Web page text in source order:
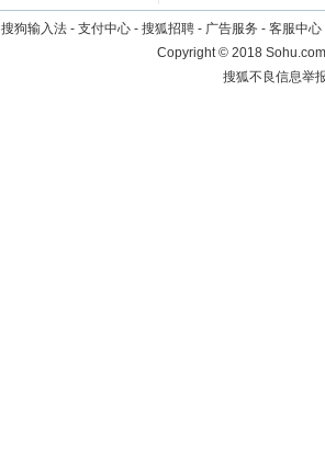
搜狗输入法 - 支付中心 - 搜狐招聘 - 广告服务 - 客服中心
Copyright©2018
搜狐不良信息举